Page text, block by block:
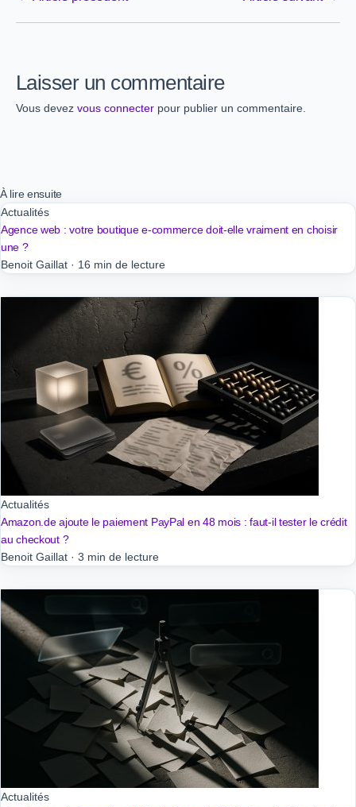
Laisser un commentaire
Vous devez vous connecter pour publier un commentaire.
À lire ensuite
Actualités
Agence web : votre boutique e-commerce doit-elle vraiment en choisir
une ?
Benoit Gaillat · 16 min de lecture
Actualités
Amazon.de ajoute le paiement PayPal en 48 mois : faut-il tester le crédit
au checkout ?
Benoit Gaillat · 3 min de lecture
Actualités